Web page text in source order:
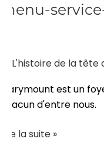
menu-
L'histoire de la tête
Marymount est un
chacun d'entre nous.
Lire la suite »